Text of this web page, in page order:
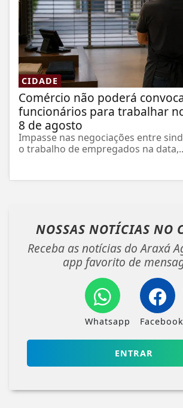
CIDADE
Comércio não poderá
funcionários para trabalhar
8 de agosto
Impasse nas negociações entre
o trabalho de empregados na
NOSSAS NOTÍCIAS NO
Receba as notícias do Araxá
app favorito de
Whatsapp Facebook
ENTRAR